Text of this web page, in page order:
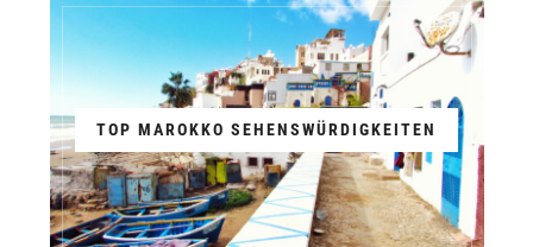
TOP MAROKKO SEHENSWÜRDIGKEITEN